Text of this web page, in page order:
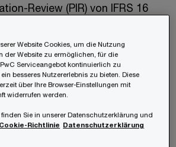
Review (PIR) von IFRS 16
ab, die praktischen
den neuen Standard zu
Jänner 2019 in Kraft ist und
2016 veröffentlicht wurde.
um die Transparenz
Website Cookies, um die Nutzung
der Website zu ermöglichen, für die
Serviceangebot kontinuierlich zu
besseres Nutzererlebnis zu bieten. Diese
über Ihre Browser-Einstellungen mit
widerrufen werden.
Sie in unserer Datenschutzerklärung und
Cookie-Richtlinie Datenschutzerklärung